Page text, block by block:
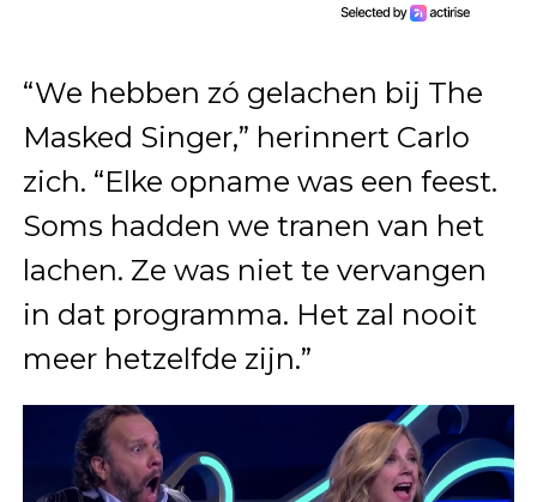
“We hebben zó gelachen bij The
Masked Singer,” herinnert Carlo
zich. “Elke opname was een feest.
Soms hadden we tranen van het
lachen. Ze was niet te vervangen
in dat programma. Het zal nooit
meer hetzelfde zijn.”